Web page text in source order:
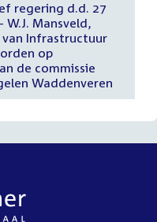
regering d.d. 27
W.J. Mansveld,
Infrastructuur
op
de commissie
Waddenveren